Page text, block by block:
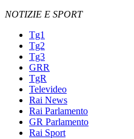
NOTIZIE E SPORT
Tg1
Tg2
Tg3
GRR
TgR
Televideo
Rai News
Rai Parlamento
GR Parlamento
Rai Sport